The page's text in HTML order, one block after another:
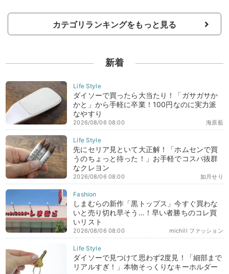
カテゴリランキングをもっと見る
新着
ダイソーで買ったら大当たり！「ガサガサか
かと」から手軽に卒業！100円なのに実力派
なやすり
海原藍
2026/08/06 08:00
先にセリア見といて大正解！「ホムセンで買
うのちょっと待った！」お手軽でコスパ抜群
なクレヨン
如月せり
2026/08/06 08:00
しまむらの新作「黒トップス」今すぐ買わな
いと売り切れ早そう…！早い者勝ちのコレ買
いリスト
michill ファッション
2026/08/06 08:00
ダイソーで見つけて思わず2度見！「細部まで
リアルすぎ！」本物そっくりなキーホルダー